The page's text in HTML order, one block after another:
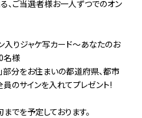
、ご当選者様お一人ずつでのオン
入りジャケ写カード～あなたのお
名様
部分をお住まいの都道府県、都市
のサインを入れてプレゼント!
を予定しております。